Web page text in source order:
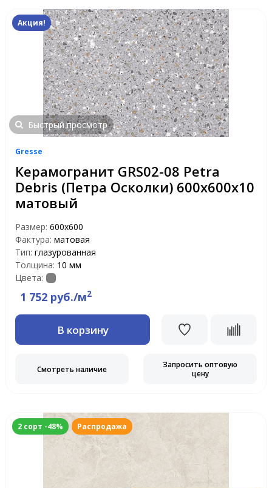
Акция!
Быстрый просмотр
Gresse
Керамогранит GRS02-08 Petra
Debris (Петра Осколки) 600х600x10
матовый
Размер: 600х600
Фактура: матовая
Тип: глазурованная
Толщина: 10 мм
Цвета:
1 752 руб./м2
В корзину
Смотреть наличие
Запросить оптовую
цену
2 сорт -48% Распродажа